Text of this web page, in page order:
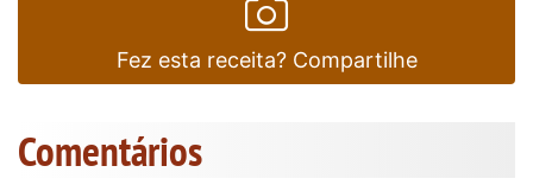
Fez esta receita? Compartilhe
Comentários